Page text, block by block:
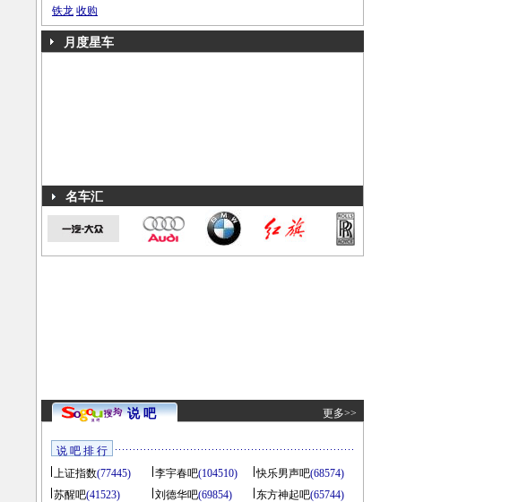
铁龙 收购
月度星车
名车汇
说 吧 更多>>
说 吧 排 行
上证指数(77445) 李宇春吧(104510) 快乐男声吧(68574)
苏醒吧(41523) 刘德华吧(69854) 东方神起吧(65744)